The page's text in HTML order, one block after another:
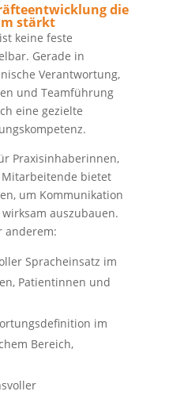
die
stärkt
keine feste
Gerade in
Verantwortung,
und Teamführung
eine gezielte
Praxisinhaberinnen,
bietet
um Kommunikation
auszubauen.
anderem:
Spracheinsatz im
Patientinnen und
im
Bereich,